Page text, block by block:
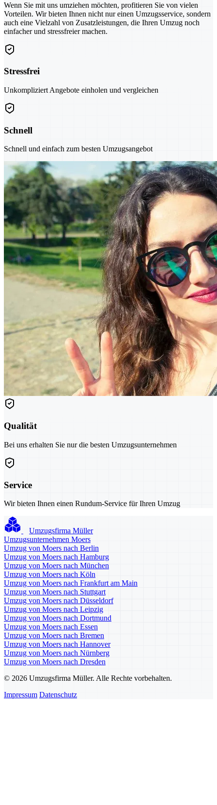
Wenn Sie mit uns umziehen möchten, profitieren Sie von vielen
Vorteilen. Wir bieten Ihnen nicht nur einen Umzugsservice, sondern
auch eine Vielzahl von Zusatzleistungen, die Ihren Umzug noch
einfacher und stressfreier machen.
Stressfrei
Unkompliziert Angebote einholen und vergleichen
Schnell
Schnell und einfach zum besten Umzugsangebot
Qualität
Bei uns erhalten Sie nur die besten Umzugsunternehmen
Service
Wir bieten Ihnen einen Rundum-Service für Ihren Umzug
Umzugsfirma Müller
Umzugsunternehmen Moers
Umzug von Moers nach Berlin
Umzug von Moers nach Hamburg
Umzug von Moers nach München
Umzug von Moers nach Köln
Umzug von Moers nach Frankfurt am Main
Umzug von Moers nach Stuttgart
Umzug von Moers nach Düsseldorf
Umzug von Moers nach Leipzig
Umzug von Moers nach Dortmund
Umzug von Moers nach Essen
Umzug von Moers nach Bremen
Umzug von Moers nach Hannover
Umzug von Moers nach Nürnberg
Umzug von Moers nach Dresden
© 2026 Umzugsfirma Müller. Alle Rechte vorbehalten.
Impressum Datenschutz